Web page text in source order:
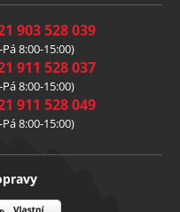
903 528 039
8:00-15:00)
911 528 037
8:00-15:00)
911 528 049
8:00-15:00)